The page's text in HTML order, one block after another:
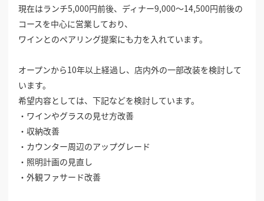
店舗開業・改装をご検討中の方へ
現在はランチ5,000円前後、ディナー9,000〜14,500円前後の
コースを中心に営業しており、
ワインとのペアリング提案にも力を入れています。
オープンから10年以上経過し、店内外の一部改装を検討して
います。
希望内容としては、下記などを検討しています。
・ワインやグラスの見せ方改善
・収納改善
・カウンター周辺のアップグレード
・照明計画の見直し
・外観ファサード改善